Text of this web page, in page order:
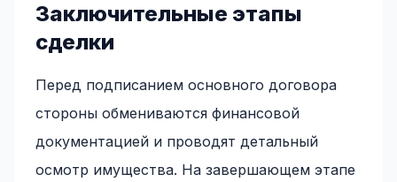
Заключительные этапы
сделки
Перед подписанием основного договора
стороны обмениваются финансовой
документацией и проводят детальный
осмотр имущества. На завершающем этапе